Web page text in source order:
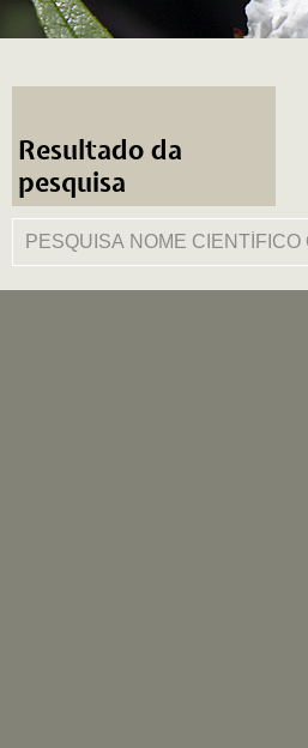
Resultado da
pesquisa